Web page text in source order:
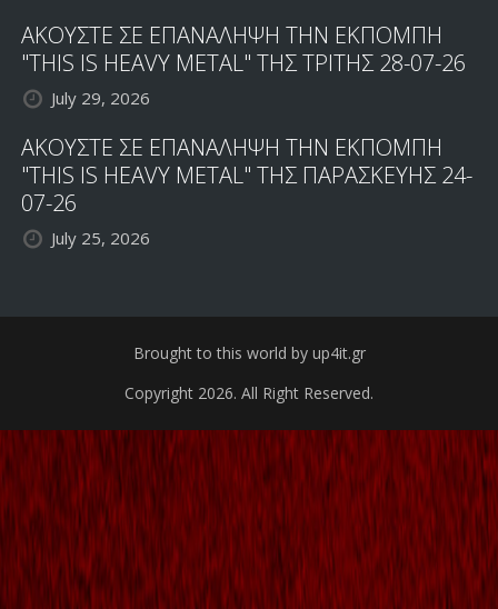
ΑΚΟΥΣΤΕ ΣΕ ΕΠΑΝΑΛΗΨΗ ΤΗΝ ΕΚΠΟΜΠΗ
"THIS IS HEAVY METAL" ΤΗΣ ΤΡΙΤΗΣ 28-07-26
July 29, 2026
ΑΚΟΥΣΤΕ ΣΕ ΕΠΑΝΑΛΗΨΗ ΤΗΝ ΕΚΠΟΜΠΗ
"THIS IS HEAVY METAL" ΤΗΣ ΠΑΡΑΣΚΕΥΗΣ 24-
07-26
July 25, 2026
Brought to this world by up4it.gr
Copyright 2026. All Right Reserved.